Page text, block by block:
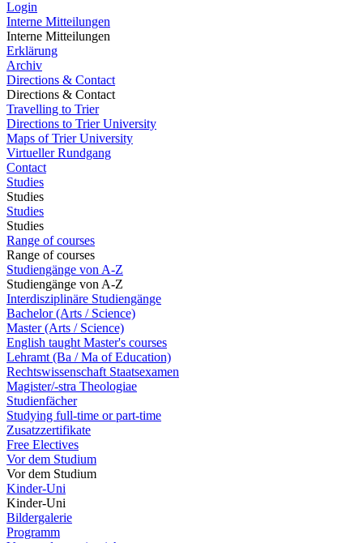
Login
Interne Mitteilungen
Interne Mitteilungen
Erklärung
Archiv
Directions & Contact
Directions & Contact
Travelling to Trier
Directions to Trier University
Maps of Trier University
Virtueller Rundgang
Contact
Studies
Studies
Studies
Studies
Range of courses
Range of courses
Studiengänge von A-Z
Studiengänge von A-Z
Interdisziplinäre Studiengänge
Bachelor (Arts / Science)
Master (Arts / Science)
English taught Master's courses
Lehramt (Ba / Ma of Education)
Rechtswissenschaft Staatsexamen
Magister/-stra Theologiae
Studienfächer
Studying full-time or part-time
Zusatzzertifikate
Free Electives
Vor dem Studium
Vor dem Studium
Kinder-Uni
Kinder-Uni
Bildergalerie
Programm